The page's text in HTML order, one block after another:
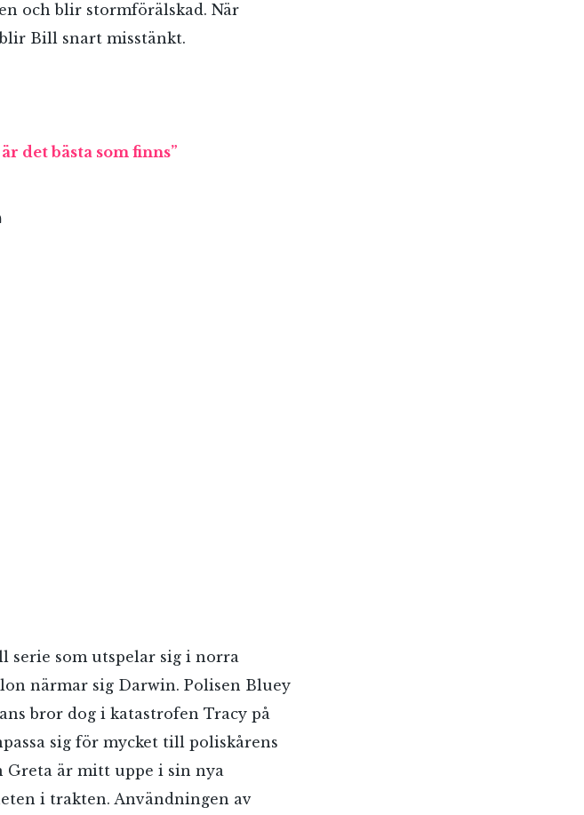
och blir stormförälskad. När
Bill snart misstänkt.
det bästa som finns”
serie som utspelar sig i norra
närmar sig Darwin. Polisen Bluey
bror dog i katastrofen Tracy på
sig för mycket till poliskårens
Greta är mitt uppe i sin nya
i trakten. Användningen av